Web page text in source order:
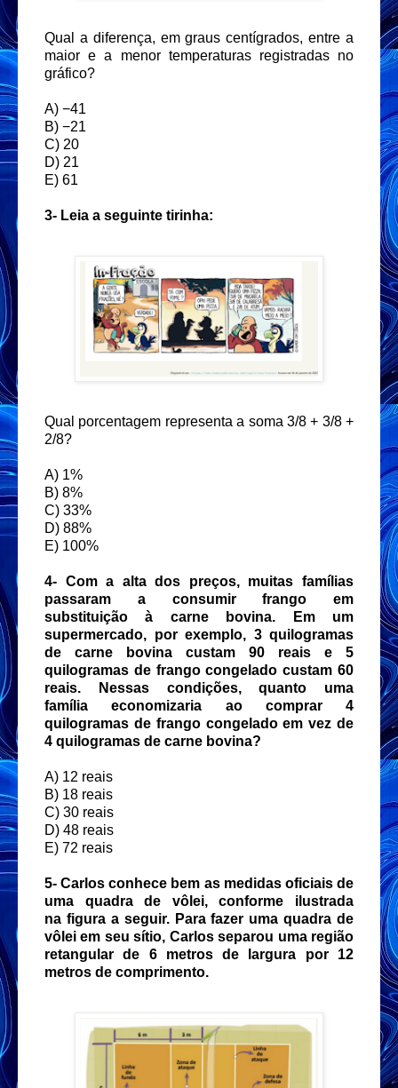
Qual a diferença, em graus centígrados, entre a
maior e a menor temperaturas registradas no
gráfico?
A) −41
B) −21
C) 20
D) 21
E) 61
3- Leia a seguinte tirinha:
Qual porcentagem representa a soma 3/8 + 3/8 +
2/8?
A) 1%
B) 8%
C) 33%
D) 88%
E) 100%
4- Com a alta dos preços, muitas famílias
passaram a consumir frango em
substituiçãoà carne bovina. Em um
supermercado, por exemplo, 3 quilogramas
de carne bovina custam 90 reais e 5
quilogramas de frango congelado custam 60
reais. Nessas condições, quanto uma
famíliaeconomizaria ao comprar 4
quilogramas de frango congelado em vez de
4 quilogramas de carne bovina?
A) 12 reais
B) 18 reais
C) 30 reais
D) 48 reais
E) 72 reais
5-Carlos conhece bem as medidas oficiais de
uma quadra de vôlei, conforme ilustrada
na figura a seguir. Para fazer uma quadra de
vôlei em seu sítio, Carlos separou uma região
retangular de 6 metros de largura por 12
metros de comprimento.